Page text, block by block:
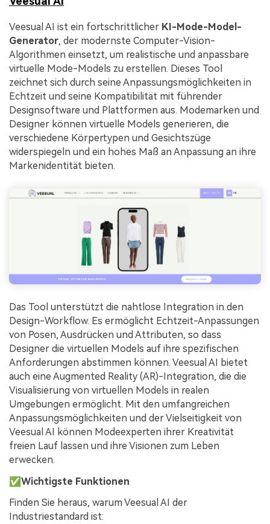
Veesual AI ist ein fortschrittlicher KI-Mode-Model-
Generator, der modernste Computer-Vision-
Algorithmen einsetzt, um realistische und anpassbare
virtuelle Mode-Models zu erstellen. Dieses Tool
zeichnet sich durch seine Anpassungsmöglichkeiten in
Echtzeit und seine Kompatibilität mit führender
Designsoftware und Plattformen aus. Modemarken und
Designer können virtuelle Models generieren, die
verschiedene Körpertypen und Gesichtszüge
widerspiegeln und ein hohes Maß an Anpassung an ihre
Markenidentität bieten.
Das Tool unterstützt die nahtlose Integration in den
Design-Workflow. Es ermöglicht Echtzeit-Anpassungen
von Posen, Ausdrücken und Attributen, so dass
Designer die virtuellen Models auf ihre spezifischen
Anforderungen abstimmen können. Veesual AI bietet
auch eine Augmented Reality (AR)-Integration, die die
Visualisierung von virtuellen Models in realen
Umgebungen ermöglicht. Mit den umfangreichen
Anpassungsmöglichkeiten und der Vielseitigkeit von
Veesual AI können Modeexperten ihrer Kreativität
freien Lauf lassen und ihre Visionen zum Leben
erwecken.
✅Wichtigste Funktionen
Finden Sie heraus, warum Veesual AI der
Industriestandard ist: